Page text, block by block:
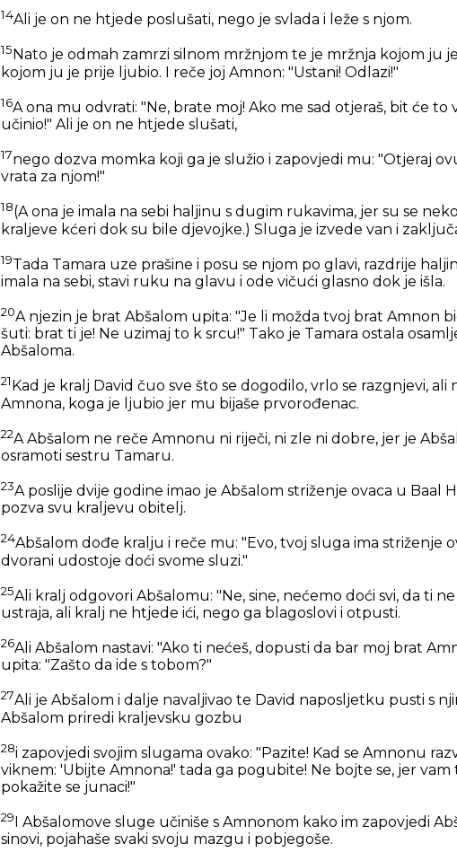
14Ali je on ne htjede poslušati, nego je svlada i leže s njom.
15 Nato je odmah zamrzi silnom mržnjom te je mržnja kojom ju
kojom ju je prije ljubio. I reče joj Amnon: "Ustani! Odlazi!"
16A ona mu odvrati: "Ne, brate moj! Ako me sad otjeraš, bit će to
učinio!" Ali je on ne htjede slušati,
17nego dozva momka koji ga je služio i zapovjedi mu: "Otjeraj
vrata za njom!"
18(A ona je imala na sebi haljinu s dugim rukavima, jer su se
kraljeve kćeri dok su bile djevojke.) Sluga je izvede van i
19Tada Tamara uze prašine i posu se njom po glavi, razdrije
imala na sebi, stavi ruku na glavu i ode vičući glasno dok je išla.
20A njezin je brat Abšalom upita: "Je li možda tvoj brat Amnon
šuti: brat ti je! Ne uzimaj to k srcu!" Tako je Tamara ostala
Abšaloma.
21 Kad je kralj David čuo sve što se dogodilo, vrlo se razgnjevi, ali
Amnona, koga je ljubio jer mu bijaše prvorođenac.
22A Abšalom ne reče Amnonu ni riječi, ni zle ni dobre, jer je
osramoti sestru Tamaru.
23A poslije dvije godine imao je Abšalom striženje ovaca u Baal
pozva svu kraljevu obitelj.
24Abšalom dođe kralju i reče mu: "Evo, tvoj sluga ima striženje
dvorani udostoje doći svome sluzi."
25Ali kralj odgovori Abšalomu: "Ne, sine, nećemo doći svi, da ti
ustraja, ali kralj ne htjede ići, nego ga blagoslovi i otpusti.
26Ali Abšalom nastavi: "Ako ti nećeš, dopusti da bar moj brat
upita: "Zašto da ide s tobom?"
27Ali je Abšalom i dalje navaljivao te David naposljetku pusti s
Abšalom priredi kraljevsku gozbu
28i zapovjedi svojim slugama ovako: "Pazite! Kad se Amnonu
viknem: 'Ubijte Amnona!' tada ga pogubite! Ne bojte se, jer
pokažite se junaci!"
29
I Abšalomove sluge učiniše s Amnonom kako im zapovjedi
sinovi, pojahaše svaki svoju mazgu i pobjegoše.